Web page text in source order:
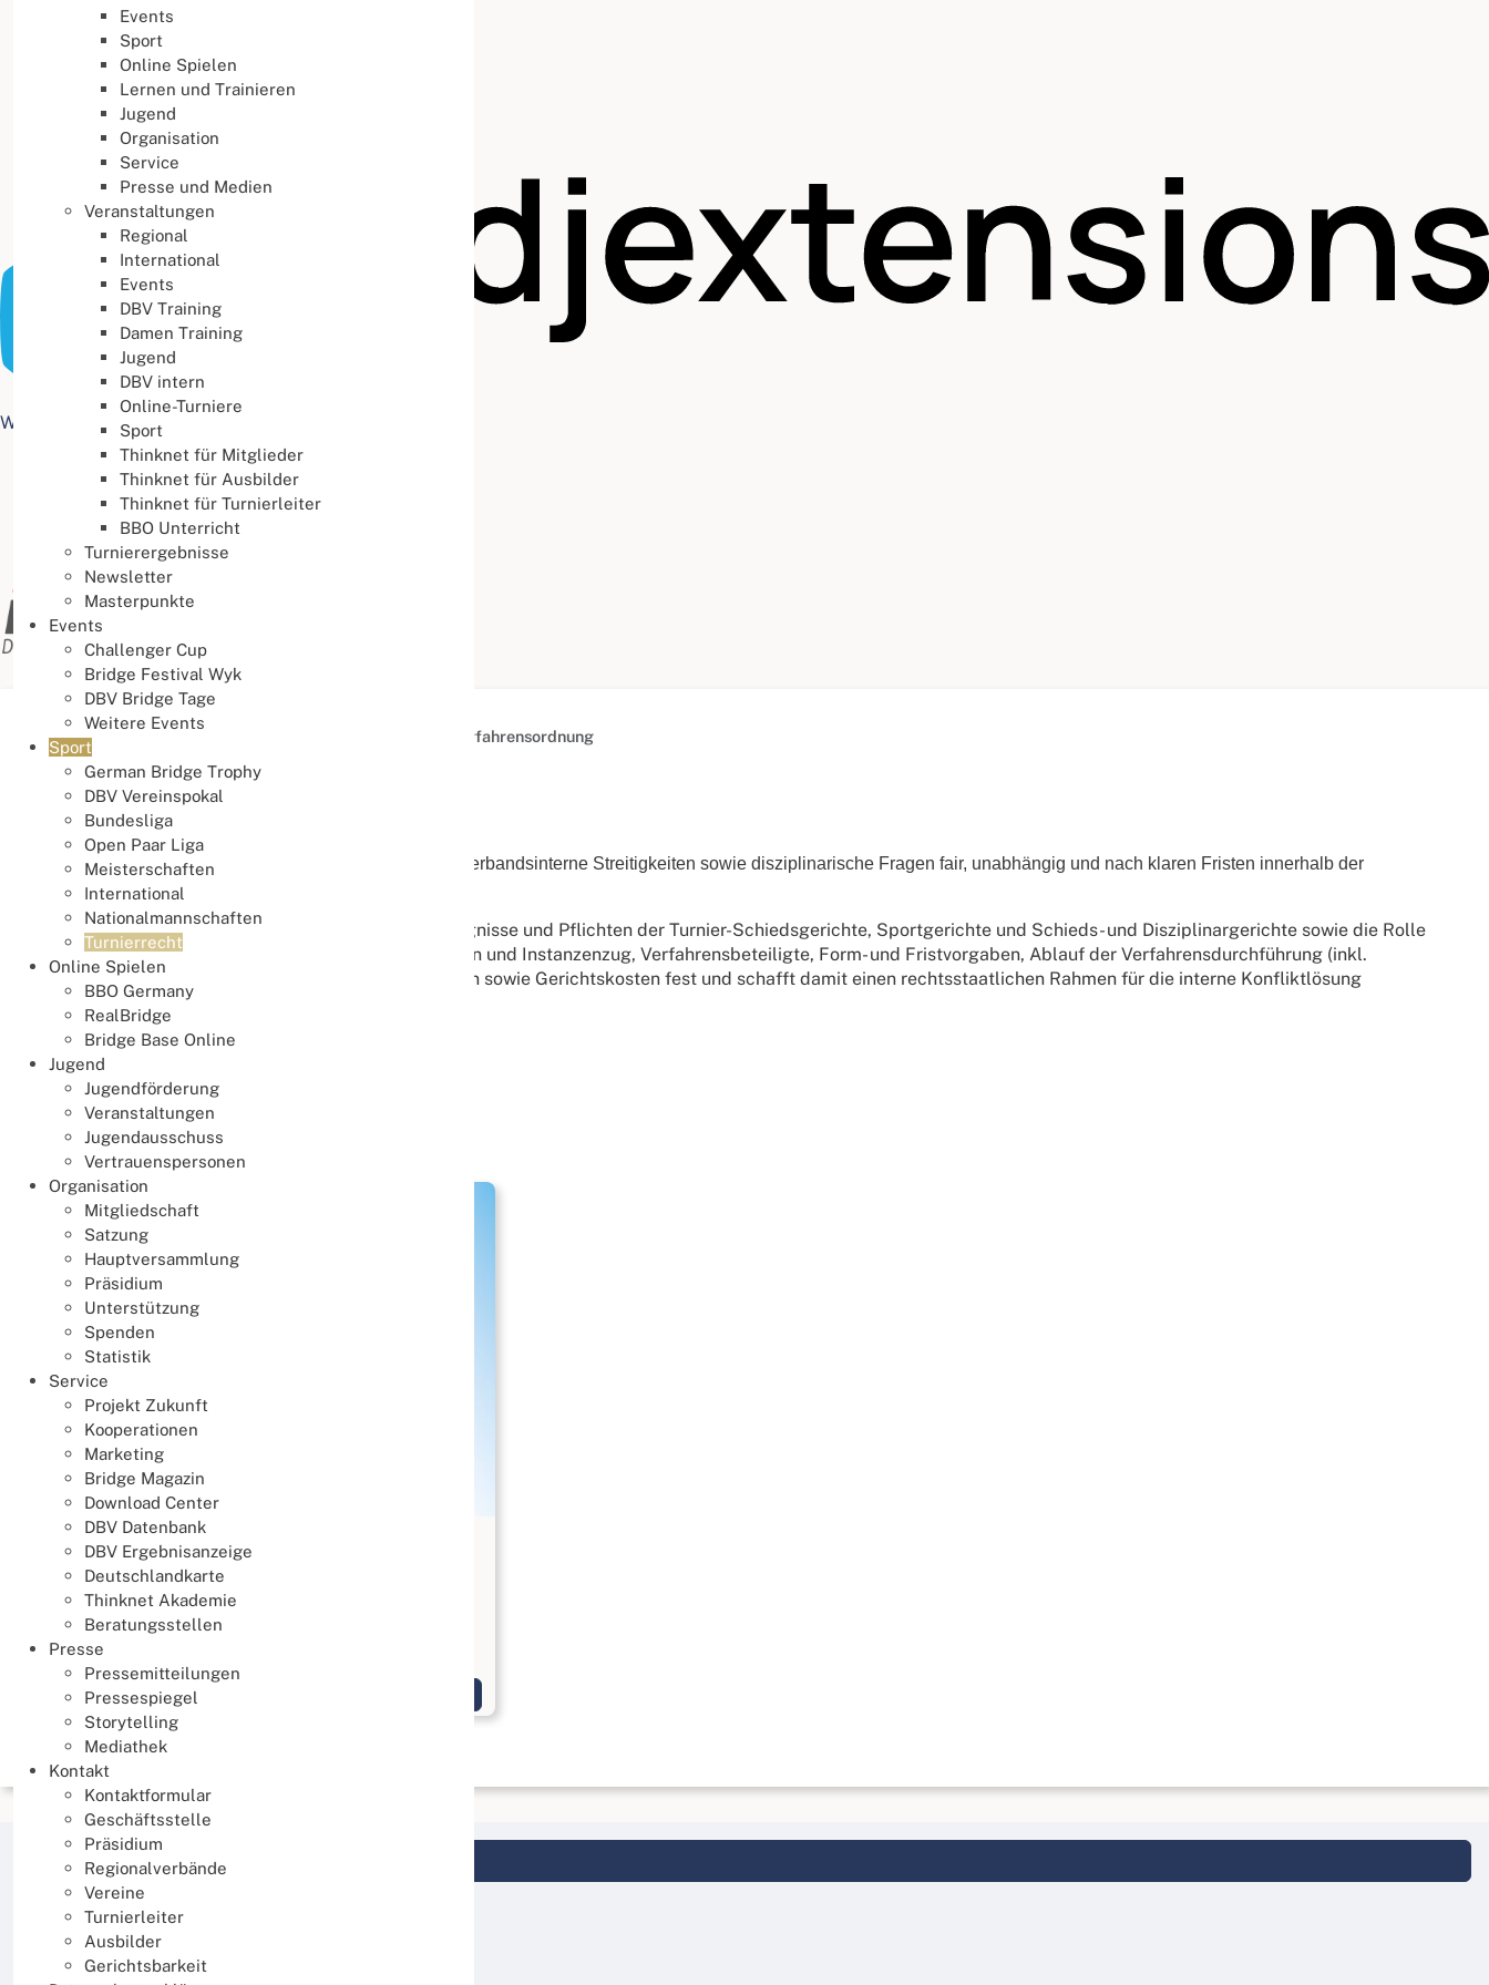
Buchstabenabstand
Web Accessibility plugin
Events
Sport
Online Spielen
Lernen und Trainieren
Jugend
Organisation
Service
Presse und Medien
Veranstaltungen
Regional
International
Events
DBV Training
Damen Training
Jugend
DBV intern
Online-Turniere
Sport
Thinknet für Mitglieder
Thinknet für Ausbilder
Thinknet für Turnierleiter
BBO Unterricht
Turnierergebnisse
Newsletter
Masterpunkte
Events
Challenger Cup
Bridge Festival Wyk
DBV Bridge Tage
Weitere Events
Sport
German Bridge Trophy
DBV Vereinspokal
Bundesliga
Open Paar Liga
Meisterschaften
International
Nationalmannschaften
Turnierrecht
Online Spielen
BBO Germany
RealBridge
Bridge Base Online
Jugend
Jugendförderung
Veranstaltungen
Jugendausschuss
Vertrauenspersonen
Organisation
Mitgliedschaft
Satzung
Hauptversammlung
Präsidium
Unterstützung
Spenden
Statistik
Service
Projekt Zukunft
Kooperationen
Marketing
Bridge Magazin
Download Center
DBV Datenbank
DBV Ergebnisanzeige
Deutschlandkarte
Thinknet Akademie
Beratungsstellen
Presse
Pressemitteilungen
Pressespiegel
Storytelling
Mediathek
Kontakt
Kontaktformular
Geschäftsstelle
Präsidium
Regionalverbände
Vereine
Turnierleiter
Ausbilder
Gerichtsbarkeit
Aktuelle Seite: Startseite Verfahrensordnung
Turnierrecht
Verfahrensordnung
Die Verfahrensordnung beschreibt, wie vereins- und verbandsinterne Streitigkeiten sowie disziplinarische Fragen fair, unabhängig und nach klaren Fristen innerhalb der
Verbandsgerichtsbarkeit behandelt werden.
Die Verfahrensordnung (VO) regelt Aufgaben, Befugnisse und Pflichten der Turnier-Schiedsgerichte, Sportgerichte und Schieds- und Disziplinargerichte sowie die Rolle
des Disziplinaranwalts. Sie legt u. a. Zuständigkeiten und Instanzenzug, Verfahrensbeteiligte, Form- und Fristvorgaben, Ablauf der Verfahrensdurchführung (inkl.
Beweiserhebung), Verjährung, Entscheidungsformen sowie Gerichtskosten fest und schafft damit einen rechtsstaatlichen Rahmen für die interne Konfliktlösung
innerhalb des DBV.
Hier geht es zum Download der
News zur Rubrik Turnierrecht
Online Turnierleiterkurs 2026
02.05.2026
Turnierrecht
Vom 28. Mai bis 13. August 2026 via Zoom
Login DBV Datenbank
Nächste Veranstaltungen: "Turnierrecht"
DBV Online Turnierleiterkurs 2026 (8)